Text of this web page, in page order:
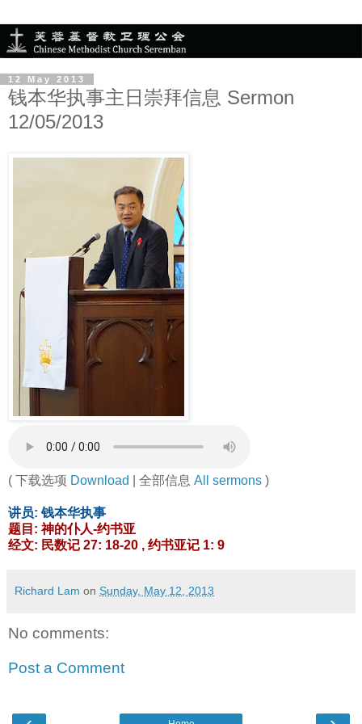
12 May 2013
钱本华执事主日崇拜信息 Sermon
12/05/2013
( 下载选项 Download | 全部信息 All sermons )
讲员: 钱本华执事
题目: 神的仆人-约书亚
经文: 民数记 27: 18-20 , 约书亚记 1: 9
Richard Lam on Sunday, May 12, 2013
No comments:
Post a Comment